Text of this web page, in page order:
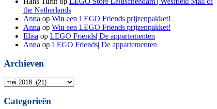
the Netherlands
Anna op Win een LEGO Friends prijzenpakket!
Anna op Win een LEGO Friends prijzenpakket!
Elisa op LEGO Friends| De appartementen
Anna op LEGO Friends| De appartementen
Archieven
Archieven
Categorieën